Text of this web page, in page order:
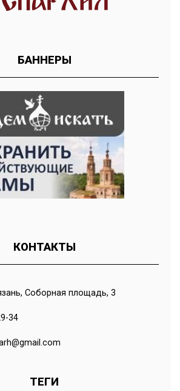
БАННЕРЫ
КОНТАКТЫ
Соборная площадь, 3
34
ТЕГИ